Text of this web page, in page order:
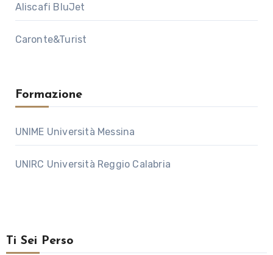
Aliscafi BluJet
Caronte&Turist
Formazione
UNIME Università Messina
UNIRC Università Reggio Calabria
Ti Sei Perso